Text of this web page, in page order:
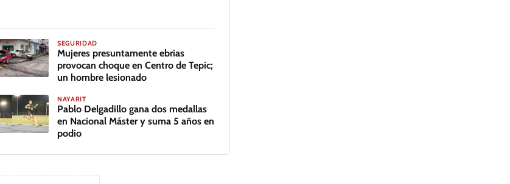
SEGURIDAD
Mujeres presuntamente ebrias
provocan choque en Centro de Tepic;
un hombre lesionado
NAYARIT
Pablo Delgadillo gana dos medallas
en Nacional Máster y suma 5 años en
podio